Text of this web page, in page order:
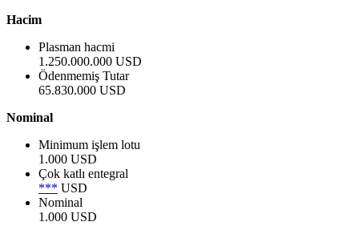
Hacim
Plasman hacmi
1.250.000.000 USD
Ödenmemiş Tutar
65.830.000 USD
Nominal
Minimum işlem lotu
1.000 USD
Çok katlı entegral
*** USD
Nominal
1.000 USD